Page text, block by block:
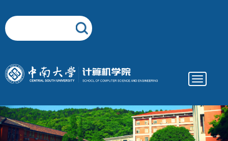
Toggle
elementnameelementnameelementnameelementname-->